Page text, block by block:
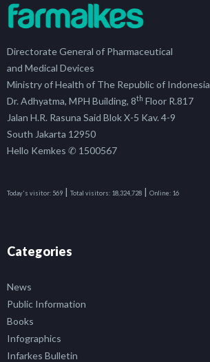
Directorate General of Pharmaceutical
and Medical Devices
Ministry of Health of The Republic of Indonesia
Dr. Adhyatma, MPH Building, 8th Floor R.817
Jalan H.R. Rasuna Said Blok X-5 Kav. 4-9
South Jakarta 12950
Hello Kemkes ✆ 1500567
Today's visitor: 569 | Total visitors: 18,324,728 | Online: 16
Categories
News
Public Information
Books
Infographics
Infarkes Bulletin